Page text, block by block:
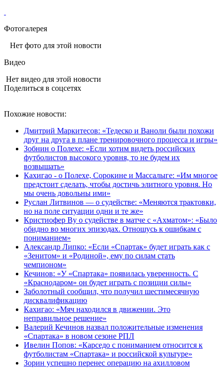
Фотогалерея
Нет фото для этой новости
Видео
Нет видео для этой новости
Поделиться в соцсетях
Похожие новости:
Дмитрий Маркитесов: «Тедеско и Ваноли были похожи
друг на друга в плане тренировочного процесса и игры»
Зобнин о Полехе: «Если хотим видеть российских
футболистов высокого уровня, то не будем их
возвышать»
Кахигао - о Полехе, Сорокине и Массалыге: «Им многое
предстоит сделать, чтобы достичь элитного уровня. Но
мы очень довольны ими»
Руслан Литвинов — о судействе: «Меняются трактовки,
но на поле ситуации одни и те же»
Кристиофер Ву о судействе в матче с «Ахматом»: «Было
обидно во многих эпизодах. Отношусь к ошибкам с
пониманием»
Александр Липко: «Если «Спартак» будет играть как с
«Зенитом» и «Родиной», ему по силам стать
чемпионом»
Кечинов: «У «Спартака» появилась уверенность. С
«Краснодаром» он будет играть с позиции силы»
Заболотный сообщил, что получил шестимесячную
дисквалификацию
Кахигао: «Мяч находился в движении. Это
неправильное решение»
Валерий Кечинов назвал положительные изменения
«Спартака» в новом сезоне РПЛ
Ивелин Попов: «Карседо с пониманием относится к
футболистам «Спартака» и российской культуре»
Зорин успешно перенес операцию на ахилловом